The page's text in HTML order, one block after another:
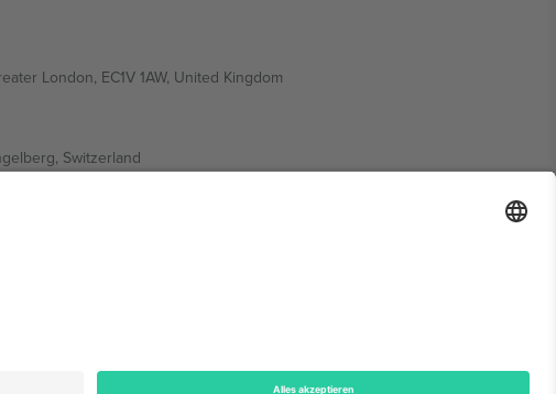
London, EC1V 1AW, United Kingdom
Switzerland